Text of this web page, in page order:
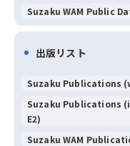
Suzaku WAM Public
出版リスト
Suzaku Publications
Suzaku Publications
E2)
Suzaku WAM